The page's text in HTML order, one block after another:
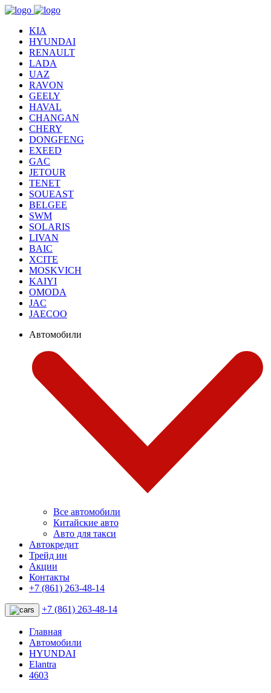
KIA
HYUNDAI
RENAULT
LADA
UAZ
RAVON
GEELY
HAVAL
CHANGAN
CHERY
DONGFENG
EXEED
GAC
JETOUR
TENET
SOUEAST
BELGEE
SWM
SOLARIS
LIVAN
BAIC
XCITE
MOSKVICH
KAIYI
OMODA
JAC
JAECOO
Автомобили
Все автомобили
Китайские авто
Авто для такси
Автокредит
Трейд ин
Акции
Контакты
+7 (861) 263-48-14
+7 (861) 263-48-14
Главная
Автомобили
HYUNDAI
Elantra
4603